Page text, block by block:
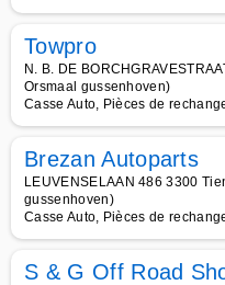
Towpro
N. B. DE
Orsmaal gussenhoven)
Casse Auto, Pièces de
Brezan Autoparts
LEUVENSELAAN 486 3300
gussenhoven)
Casse Auto, Pièces de
S & G Off Road